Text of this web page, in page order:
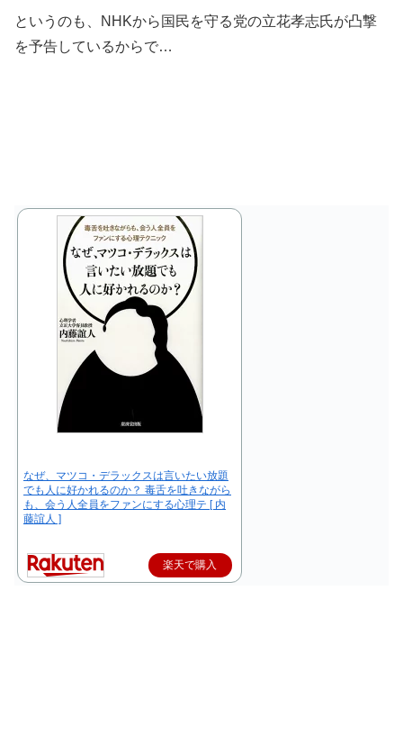
というのも、NHKから国民を守る党の立花孝志氏が凸撃
を予告しているからで…
なぜ、マツコ・デラックスは言いたい放題
でも人に好かれるのか？ 毒舌を吐きながら
も、会う人全員をファンにする心理テ [ 内
藤誼人 ]
楽天で購入